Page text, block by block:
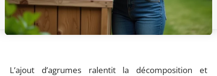
L’ajout d’agrumes ralentit la décomposition et